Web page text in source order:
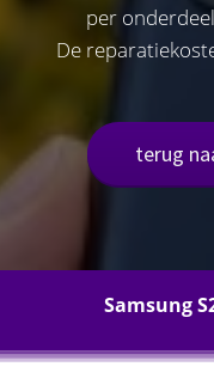
per
De
terug
Samsung